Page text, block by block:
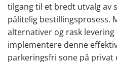
tilgang til et bredt utvalg av
pålitelig bestillingsprosess.
alternativer og rask levering
implementere denne
parkeringsfri sone på privat